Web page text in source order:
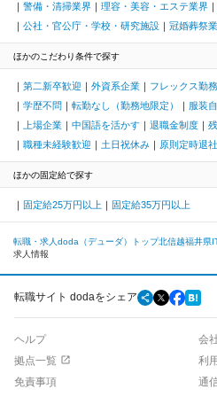
警備・清掃業界
理容・美容・エステ業界
公社・官公庁・学校・研究施設
冠婚葬祭
ほかのこだわり条件で探す
第二新卒歓迎 外資系企業 フレックス勤務
学歴不問
転勤なし（勤務地限定） 服装
上場企業
中国語を活かす 退職金制度
職種未経験歓迎
土日祝休み 原則定時退社
ほかの固定給で探す
固定給25万円以上 固定給35万円以上
転職・求人doda（デューダ）トップ北信越福井県
求人情報
転職サイト dodaをシェア
ヘルプ
会
拠点一覧
利
免責事項
通